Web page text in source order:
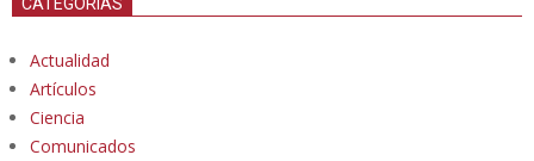
Actualidad
Artículos
Ciencia
Comunicados